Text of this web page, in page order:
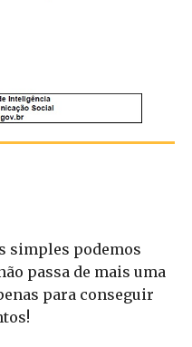
simples podemos
passa de mais uma
para conseguir